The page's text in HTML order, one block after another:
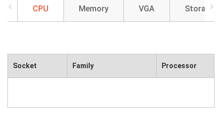
CPU Memory VGA Storage
Socket Family Processor